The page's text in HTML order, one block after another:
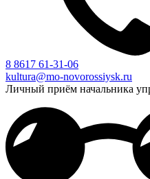
8 8617 61-31-06
kultura@mo-novorossiysk.ru
Личный приём начальника